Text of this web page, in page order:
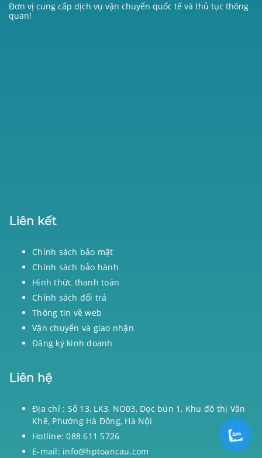
Đơn vị cung cấp dịch vụ vận chuyển quốc tế và thủ tục thông
quan!
Liên kết
Chính sách bảo mật
Chính sách bảo hành
Hình thức thanh toán
Chính sách đổi trả
Thông tin về web
Vận chuyển và giao nhận
Đăng ký kinh doanh
Liên hệ
Địa chỉ : Số 13, LK3, NO03, Dọc bún 1, Khu đô thị Văn
Khê, Phường Hà Đông, Hà Nội
Hotline: 088 611 5726
E-mail: info@hptoancau.com